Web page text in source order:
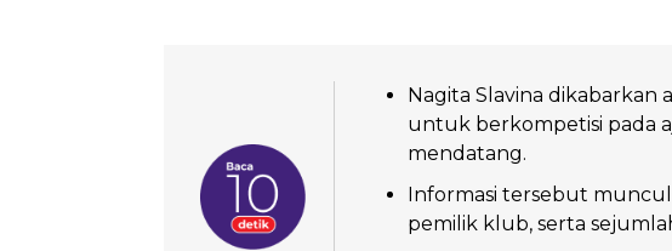
Nagita Slavina
untuk berkompetisi pada
mendatang.
Informasi tersebut
pemilik klub, serta